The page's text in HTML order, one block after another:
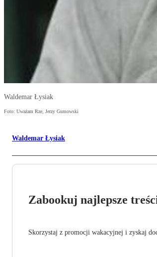
Waldemar Łysiak
Foto: Uważam Rze, Jerzy Gumowski
Waldemar Łysiak
Zabookuj najlepsze
Skorzystaj z promocji wakacyjnej i zyskaj